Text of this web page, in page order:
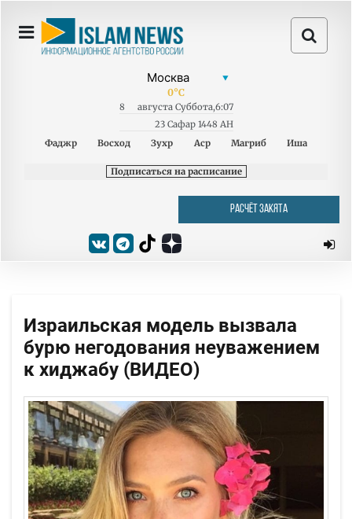
0°C
8 августа Суббота,6:07
23 Сафар 1448 AH
Фаджр
Восход Зухр Аср Магриб Иша
Подписаться на расписание
РАСЧЁТ ЗАКЯТА
Израильская модель вызвала
бурю негодования неуважением
к хиджабу (ВИДЕО)